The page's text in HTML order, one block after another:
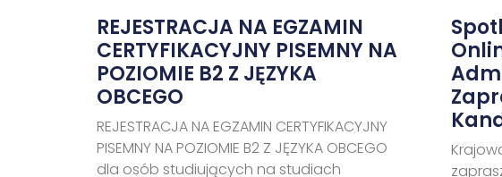
REJESTRACJA NA EGZAMIN
CERTYFIKACYJNY PISEMNY NA
POZIOMIE B2 Z JĘZYKA
OBCEGO
REJESTRACJA NA EGZAMIN CERTYFIKACYJNY
PISEMNY NA POZIOMIE B2 Z JĘZYKA OBCEGO
dla osób studiujących na studiach